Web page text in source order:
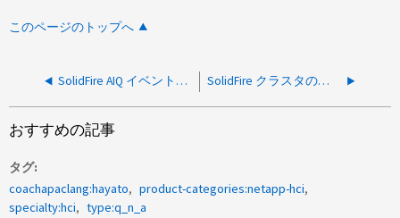
このページのトップへ
SolidFire AIQ イベントの iSCSI セッション再開回数の増加は何を意味しますか？ SolidFire クラスタの電源オフやメンテナンスのベストプラクティスを教えてください。
おすすめの記事
タグ
coachapaclang:hayato
product-categories:netapp-hci
specialty:hci
type:q_n_a